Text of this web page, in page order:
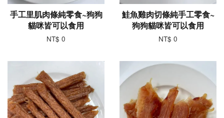
手工里肌肉條純零食~狗狗
貓咪皆可以食用
NT$ 0
鮭魚雞肉切條純手工零食~
狗狗貓咪皆可以食用
NT$ 0